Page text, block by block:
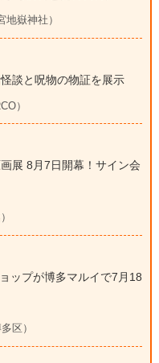
嶽神社）
談と呪物の物証を展示
）
展 8月7日開幕！サイン会
ップが博多マルイで7月18
区）